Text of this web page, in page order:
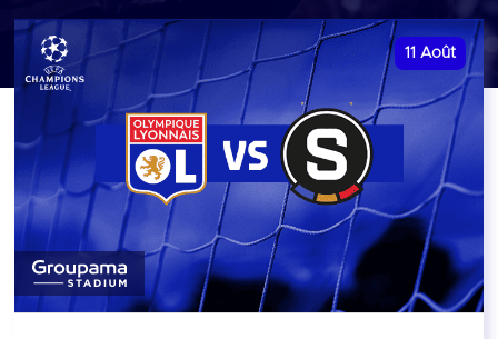
11 Août